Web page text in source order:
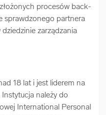
procesów back-
sprawdzonego partnera
zarządzania
18 lat i jest liderem na
należy do
International Personal